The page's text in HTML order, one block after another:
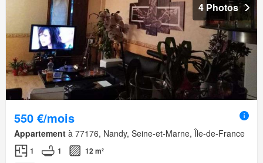
4 Photos
550 €/mois
Appartement à 77176, Nandy, Seine-et-Marne, Île-de-France
1 1 12 m²